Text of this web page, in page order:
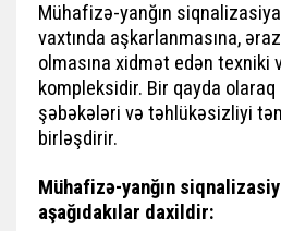
Mühafizə-yanğın
vaxtında aşkarlanmasına,
olmasına xidmət edən texniki
kompleksidir. Bir qayda
şəbəkələri və təhlükəsizliyi
birləşdirir.
Mühafizə-yanğın
aşağıdakılar daxildir: